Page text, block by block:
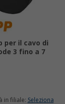
per il cavo di
3 fino a 7
in filiale: Seleziona